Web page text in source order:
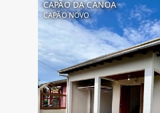
CAPÃO DA CANOA
CAPÃO NOVO